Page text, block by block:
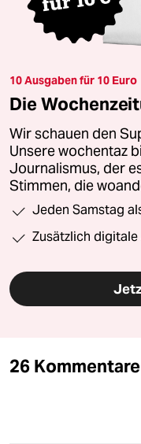
10 Ausgaben für 10 Euro
Die
Wir schauen den
Unsere wochentaz
Journalismus, der
Stimmen, die
Jeden Samstag
Zusätzlich
26 Kommentare